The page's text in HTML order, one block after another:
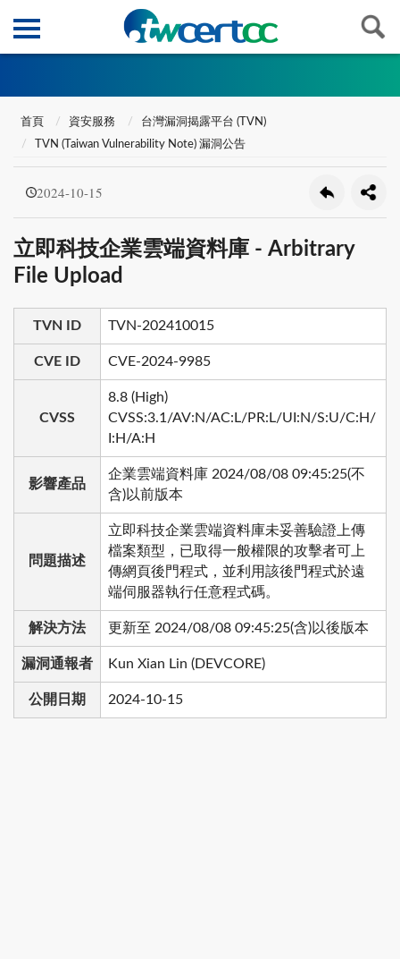
首頁 資安服務
台灣漏洞揭露平台 (TVN)
TVN (Taiwan Vulnerability Note) 漏洞公告
2024-10-15
立即科技企業雲端資料庫 - Arbitrary
File Upload
TVN ID TVN-202410015
CVE ID CVE-2024-9985
CVSS
8.8 (High)
CVSS:3.1/AV:N/AC:L/PR:L/UI:N/S:U/C:H/
I:H/A:H
影響產品
企業雲端資料庫 2024/08/08 09:45:25(不
含)以前版本
問題描述
立即科技企業雲端資料庫未妥善驗證上傳
檔案類型，已取得一般權限的攻擊者可上
傳網頁後門程式，並利用該後門程式於遠
端伺服器執行任意程式碼。
解決方法 更新至 2024/08/08 09:45:25(含)以後版本
漏洞通報者 Kun Xian Lin (DEVCORE)
公開日期 2024-10-15